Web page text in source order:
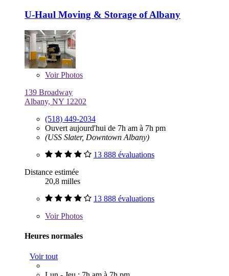
U-Haul Moving & Storage of Albany
VoirPhotos
139 Broadway
Albany, NY 12202
(518) 449-2034
Ouvert aujourd'hui de 7h am à 7h pm
(USS Slater, Downtown Albany)
13 888 évaluations
Distance estimée
20,8 milles
13 888 évaluations
VoirPhotos
Heures normales
Voir tout